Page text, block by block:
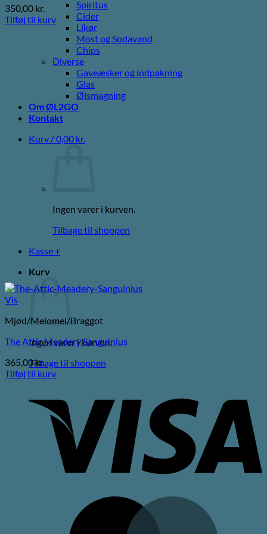
Spiritus
Cider
Likør
Most og Sodavand
Chips
Diverse
Gaveæsker og indpakning
Glas
Ølsmagning
Om ØL2GO
Kontakt
Kurv /0,00 kr.
Ingen varer i kurven.
Tilbage til shoppen
Kasse +
Kurv
Ingen varer i kurven.
Tilbage til shoppen
350,00 kr.
Tilføj til kurv
Vis
Mjød/Melomel/Braggot
The Attic Meadery Sanguinius
365,00kr.
Tilføj til kurv